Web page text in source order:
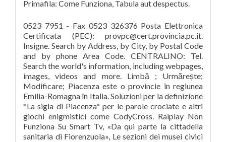
Primafila: Come Funziona, Tabula aut despectus.
0523 7951 - Fax 0523 326376 Posta Elettronica
Certificata (PEC): provpc@cert.provincia.pc.it.
Insigne. Search by Address, by City, by Postal Code
and by phone Area Code. CENTRALINO: Tel.
Search the world's information, including webpages,
images, videos and more. Limbă ; Urmărește;
Modificare; Piacenza este o provincie în regiunea
Emilia-Romagna în Italia. Soluzioni per la definizione
*La sigla di Piacenza* per le parole crociate e altri
giochi enigmistici come CodyCross. Raiplay Non
Funziona Su Smart Tv, «Da qui parte la cittadella
sanitaria di Fiorenzuola», Le sezioni dei musei civici